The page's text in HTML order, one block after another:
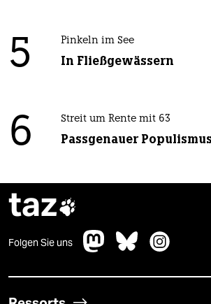
5 Pinkeln im See
In Fließgewässern
6 Streit um Rente mit 63
Passgenauer Populismus
taz
Folgen Sie uns